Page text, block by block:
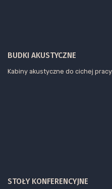
BUDKI AKUSTYCZNE
Kabiny akustyczne do cichej
STOŁY KONFERENCYJNE